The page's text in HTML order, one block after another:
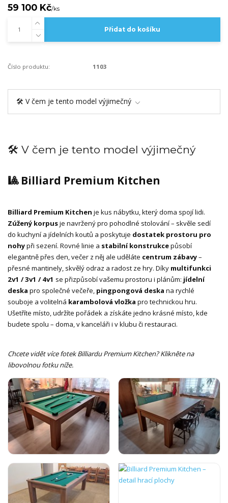
59 100 Kč/ks
Přidat do košíku
Číslo produktu: 1103
🛠️ V čem je tento model výjimečný
🛠️ V čem je tento model výjimečný
🎱 Billiard Premium Kitchen
Billiard Premium Kitchen je kus nábytku, který doma spojí lidi.
Zúžený korpusje navržený pro pohodlné stolování – skvěle sedí
do kuchyní a jídelních koutů a poskytuje dostatek prostoru pro
nohypři sezení. Rovné linie a stabilní konstrukcepůsobí
elegantně přes den, večer z něj ale uděláte centrum zábavy–
přesné mantinely, skvělý odraz a radost ze hry. Díky multifunkci
2v1 / 3v1 / 4v1 se přizpůsobí vašemu prostoru i plánům: jídelní
deska pro společné večeře, pingpongová deska na rychlé
souboje a volitelná karambolová vložka pro technickou hru.
Ušetříte místo, udržíte pořádek a získáte jedno krásné místo, kde
budete spolu – doma, v kanceláři i v klubu či restauraci.
Chcete vidět více fotek Billiardu Premium Kitchen? Klikněte na
libovolnou fotku níže.